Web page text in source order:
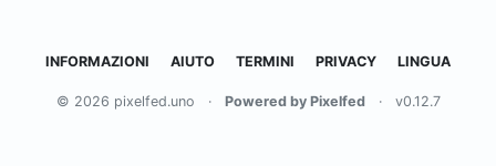
INFORMAZIONI AIUTO TERMINI PRIVACY LINGUA
© 2026 pixelfed.uno · Powered by Pixelfed · v0.12.7